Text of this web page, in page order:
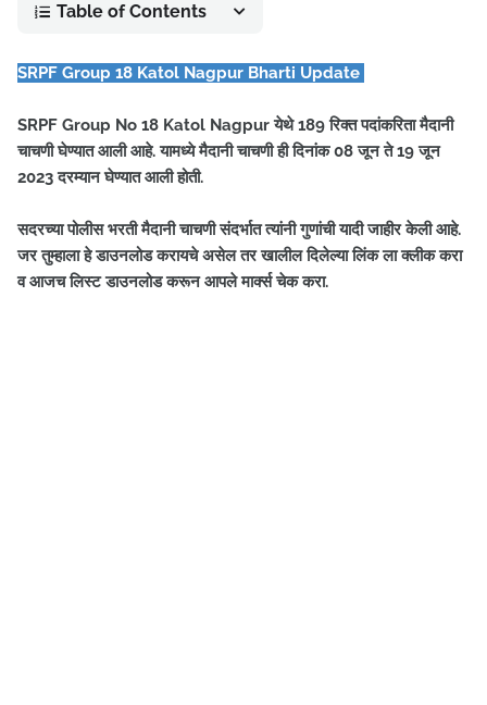
Table of Contents
SRPF Group 18 Katol Nagpur Bharti Update
SRPF Group No 18 Katol Nagpur येथे 189 रिक्त पदांकरिता मैदानी
चाचणी घेण्यात आली आहे. यामध्ये मैदानी चाचणी ही दिनांक 08 जून ते 19 जून
2023 दरम्यान घेण्यात आली होती.
सदरच्या पोलीस भरती मैदानी चाचणी संदर्भात त्यांनी गुणांची यादी जाहीर केली आहे.
जर तुम्हाला हे डाउनलोड करायचे असेल तर खालील दिलेल्या लिंक ला क्लीक करा
व आजच लिस्ट डाउनलोड करून आपले मार्क्स चेक करा.